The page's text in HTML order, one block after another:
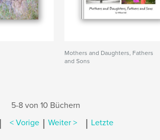
Mothers and Daughters, Fathers
and Sons
5-8 von 10 Büchern
| < Vorige | Weiter > | Letzte